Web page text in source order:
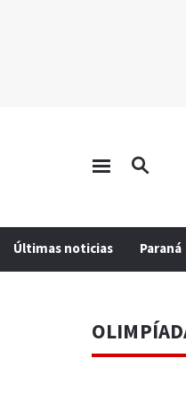
Últimas noticias Paraná